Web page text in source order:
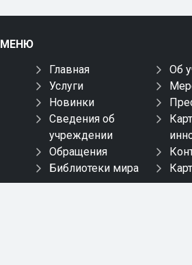
МЕНЮ
Главная
Об
Услуги
Новинки
Сведения об
учреждении
Обращения
Библиотеки мира